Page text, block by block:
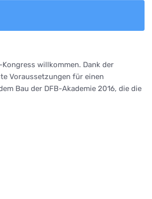
willkommen. Dank der
Voraussetzungen für einen
Bau der DFB-Akademie 2016, die die